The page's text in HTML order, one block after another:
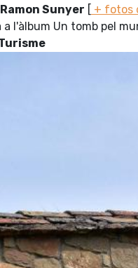
Ramon Sunyer [ + fotos
a l'àlbum Un tomb pel